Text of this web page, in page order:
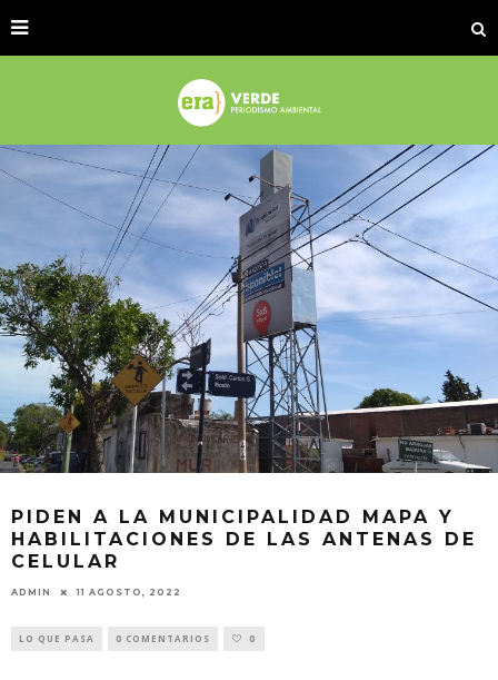
PIDEN A LA MUNICIPALIDAD MAPA Y
HABILITACIONES DE LAS ANTENAS DE
CELULAR
ADMIN 11 AGOSTO, 2022
LO QUE PASA 0 COMENTARIOS 0